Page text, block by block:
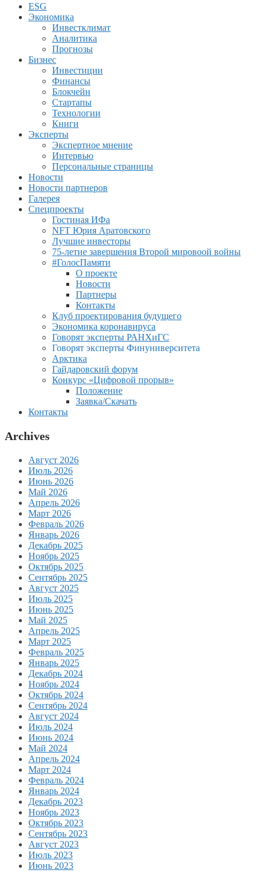
ESG
Экономика
Инвестклимат
Аналитика
Прогнозы
Бизнес
Инвестиции
Финансы
Блокчейн
Стартапы
Технологии
Книги
Эксперты
Экспертное мнение
Интервью
Персональные страницы
Новости
Новости партнеров
Галерея
Спецпроекты
Гостиная ИФа
NFT Юрия Аратовского
Лучшие инвесторы
75-летие завершения Второй мировоой войны
#ГолосПамяти
О проекте
Новости
Партнеры
Контакты
Клуб проектирования будущего
Экономика коронавируса
Говорят эксперты РАНХиГС
Говорят эксперты Финуниверситета
Арктика
Гайдаровский форум
Конкурс «Цифровой прорыв»
Положение
Заявка/Скачать
Контакты
Archives
Август 2026
Июль 2026
Июнь 2026
Май 2026
Апрель 2026
Март 2026
Февраль 2026
Январь 2026
Декабрь 2025
Ноябрь 2025
Октябрь 2025
Сентябрь 2025
Август 2025
Июль 2025
Июнь 2025
Май 2025
Апрель 2025
Март 2025
Февраль 2025
Январь 2025
Декабрь 2024
Ноябрь 2024
Октябрь 2024
Сентябрь 2024
Август 2024
Июль 2024
Июнь 2024
Май 2024
Апрель 2024
Март 2024
Февраль 2024
Январь 2024
Декабрь 2023
Ноябрь 2023
Октябрь 2023
Сентябрь 2023
Август 2023
Июль 2023
Июнь 2023